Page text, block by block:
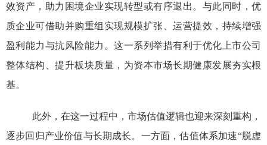
效资产，助力困境企业实现转型或有序退出。与此同时，优
质企业可借助并购重组实现规模扩张、运营提效，持续增强
盈利能力与抗风险能力。这一系列举措有利于优化上市公司
整体结构、提升板块质量，为资本市场长期健康发展夯实根
基。
此外，在这一过程中，市场估值逻辑也迎来深刻重构，
逐步回归产业价值与长期成长。一方面，估值体系加速“脱虚